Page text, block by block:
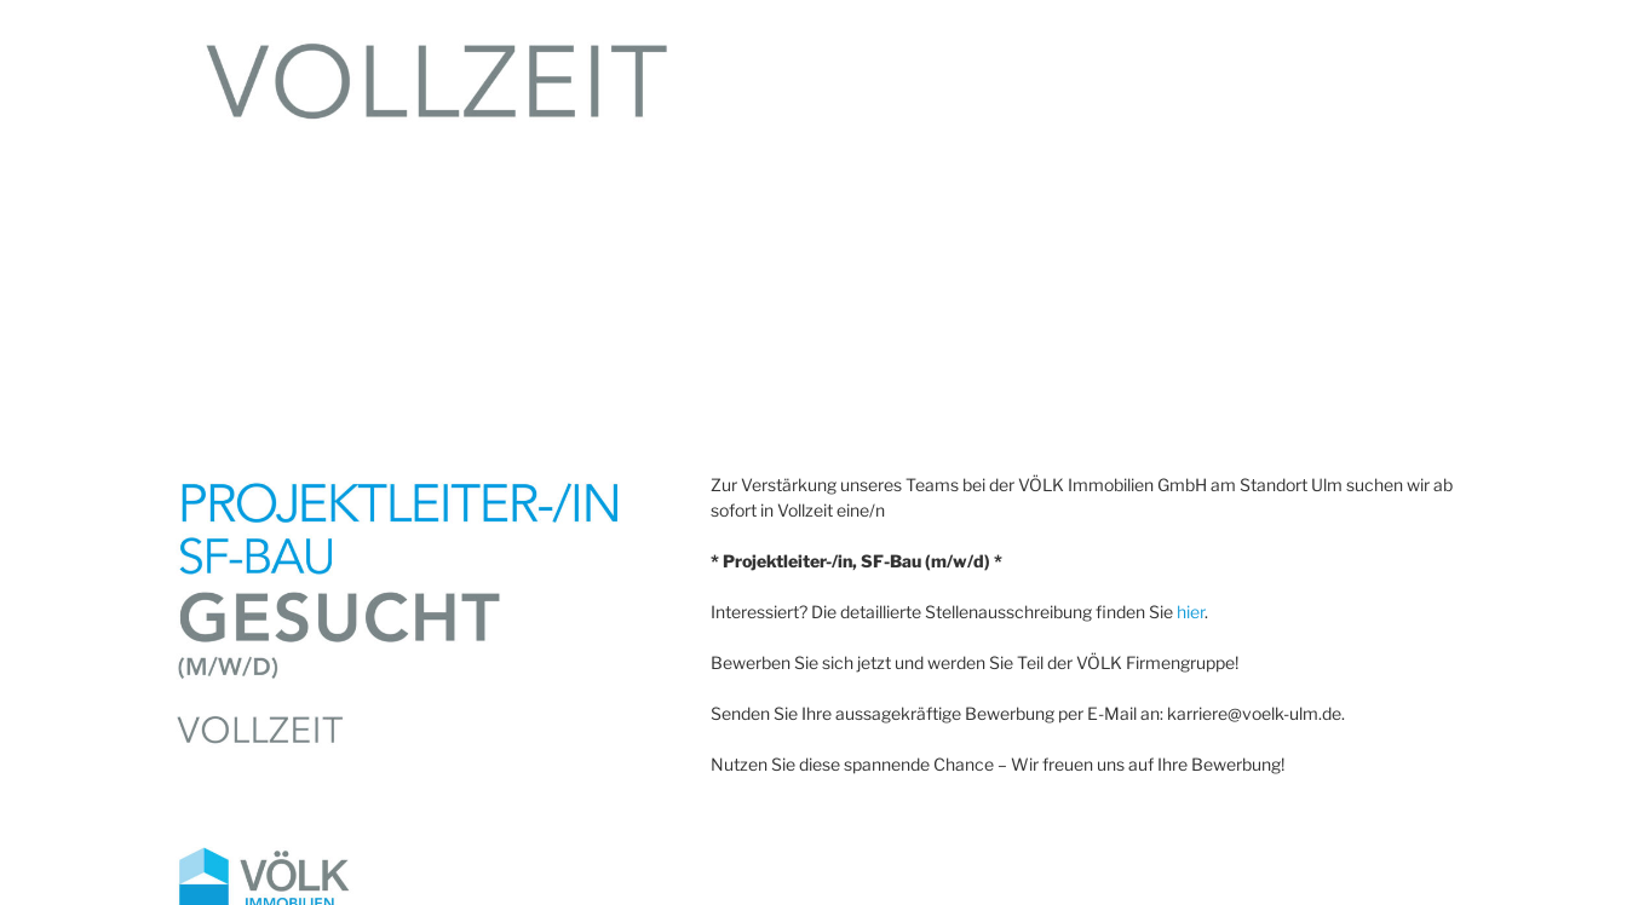
Zur Verstärkung unseres Teams bei der VÖLK Immobilien GmbH am Standort Ulm suchen wir ab
sofort in Vollzeit eine/n
* Projektleiter-/in, SF-Bau (m/w/d) *
Interessiert? Die detaillierte Stellenausschreibung finden Sie hier.
Bewerben Sie sich jetzt und werden Sie Teil der VÖLK Firmengruppe!
Senden Sie Ihre aussagekräftige Bewerbung per E-Mail an: karriere@voelk-ulm.de.
Nutzen Sie diese spannende Chance – Wir freuen uns auf Ihre Bewerbung!